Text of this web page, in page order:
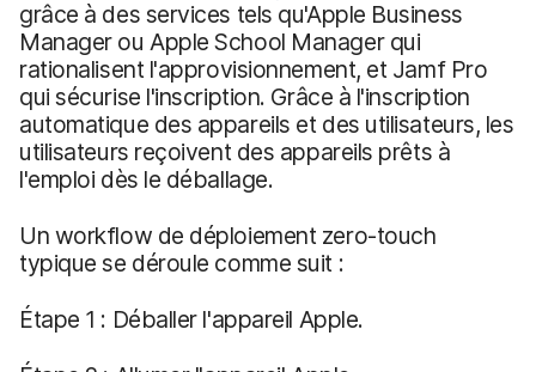
grâce à des services tels qu'Apple Business
Manager ou Apple School Manager qui
rationalisent l'approvisionnement, et Jamf Pro
qui sécurise l'inscription. Grâce à l'inscription
automatique des appareils et des utilisateurs, les
utilisateurs reçoivent des appareils prêts à
l'emploi dès le déballage.
Un workflow de déploiement zero-touch
typique se déroule comme suit :
Étape 1 : Déballer l'appareil Apple.